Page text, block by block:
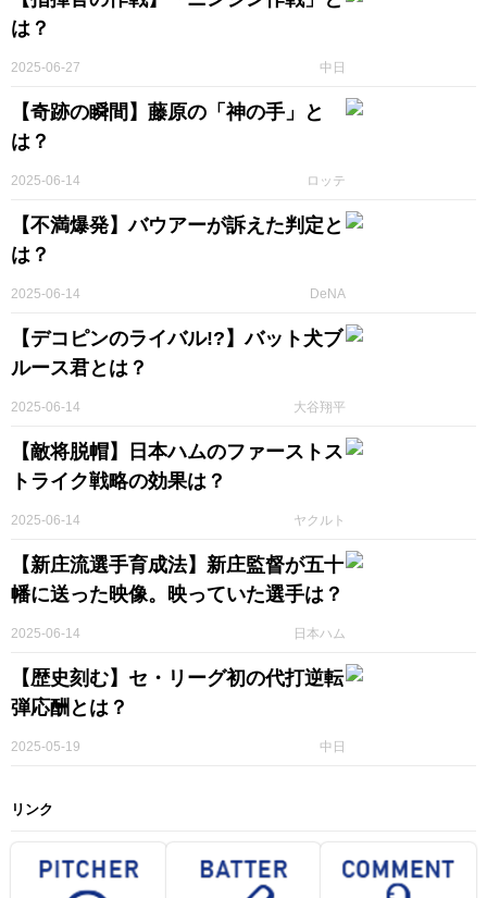
は？
中日
2025-06-27
【奇跡の瞬間】藤原の「神の手」と
は？
ロッテ
2025-06-14
【不満爆発】バウアーが訴えた判定と
は？
DeNA
2025-06-14
【デコピンのライバル!?】バット犬ブ
ルース君とは？
大谷翔平
2025-06-14
【敵将脱帽】日本ハムのファーストス
トライク戦略の効果は？
ヤクルト
2025-06-14
【新庄流選手育成法】新庄監督が五十
幡に送った映像。映っていた選手は？
日本ハム
2025-06-14
【歴史刻む】セ・リーグ初の代打逆転
弾応酬とは？
中日
2025-05-19
リンク